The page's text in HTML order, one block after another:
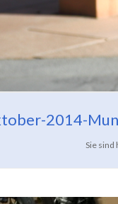
2014-
Sie sind